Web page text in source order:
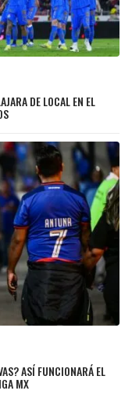
DE LOCAL EN EL
ASÍ FUNCIONARÁ EL
MX